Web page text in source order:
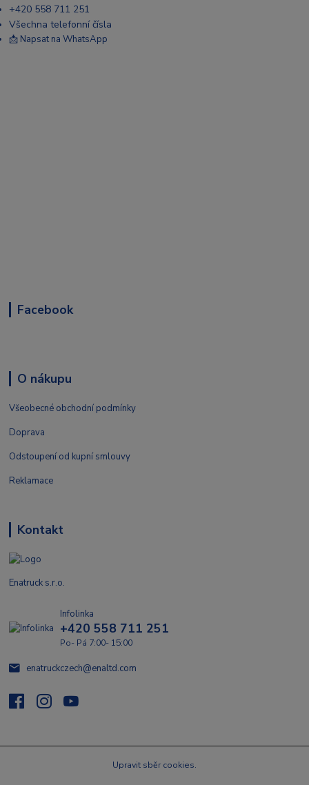
+420 558 711 251
Všechna telefonní čísla
📩 Napsat na WhatsApp
Facebook
O nákupu
Všeobecné obchodní podmínky
Doprava
Odstoupení od kupní smlouvy
Reklamace
Kontakt
Enatruck s.r.o.
Infolinka
+420 558 711 251
Po- Pá 7:00- 15:00
enatruckczech@enaltd.com
Upravit sběr cookies.